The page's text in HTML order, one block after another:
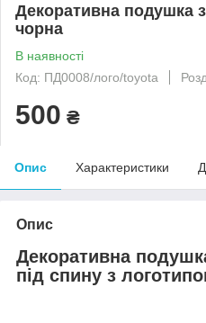
Декоративна подушка
чорна
В наявності
Код: ПД0008/лого/toyota
500 ₴
Опис Характеристики
Опис
Декоративна
під спину з